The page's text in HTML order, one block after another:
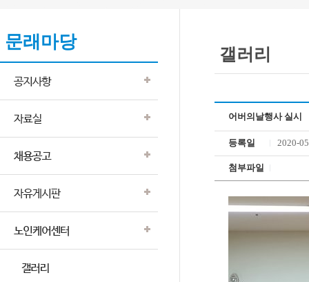
문래마당
갤러리
어버의날행사 실시
등록일 2020-
첨부파일